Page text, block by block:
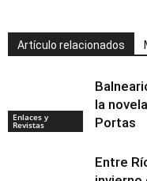
Artículo relacionados
Enlaces y
Revistas
la
Portas
Entre